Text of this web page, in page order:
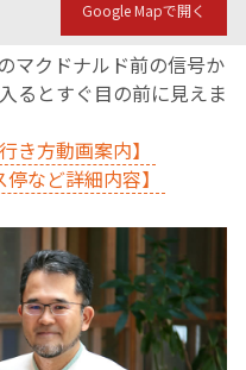
Google Mapで開く
マクドナルド前の信号か
るとすぐ目の前に見えま
き方動画案内】
など詳細内容】